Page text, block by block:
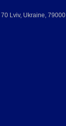
Lviv, Ukraine, 79000